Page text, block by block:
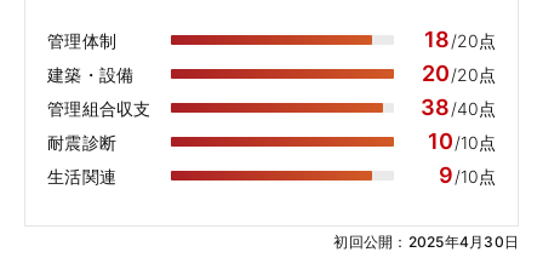
管理体制 18/20点
建築・設備
20/20点
管理組合収支
38/40点
耐震診断
10/10点
生活関連
9/10点
初回公開：2025年4月30日